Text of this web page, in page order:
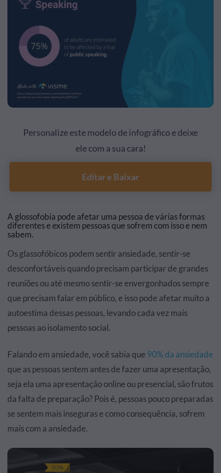
Personalize este modelo de infográfico e deixe
ele com a sua cara!
Editar e Baixar
A glossofobia pode afetar uma pessoa de várias formas
diferentes e existem pessoas que sofrem com isso e nem
sabem.
Os glassofóbicos podem sentir ansiedade, sentir-se
desconfortáveis quando precisam participar de grandes
reuniões ou até mesmo sentir-se envergonhados sempre
que precisam falar em público, e isso pode afetar muito a
autoestima dessas pessoas, levando cada vez mais
pessoas ao isolamento social.
Falando em ansiedade, você sabia que 90% da ansiedade
que as pessoas sentem antes de fazer uma apresentação,
seja ela uma apresentação online ou presencial, são frutos
da falta de preparação? Pois é, pessoas pouco preparadas
se sentem mais inseguras e como consequência, sofrem
mais com a ansiedade.